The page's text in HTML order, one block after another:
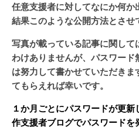
任意支援者に対してなにか何
結果このような公開方法とさせ
写真が載っている記事に関し
わけありませんが、パスワー
は努力して書かせていただき
てもらえれば幸いです。
１か月ごとにパスワードが更新
作支援者ブログでパスワードを